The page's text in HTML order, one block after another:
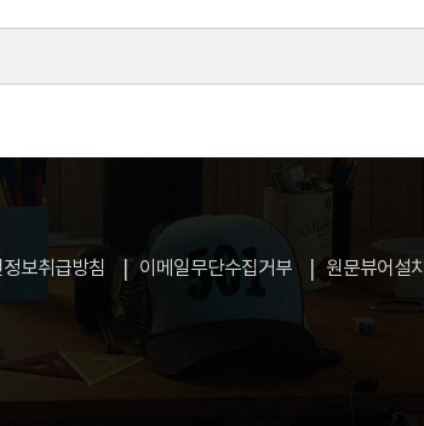
보취급방침 이메일무단수집거부 원문뷰어설치